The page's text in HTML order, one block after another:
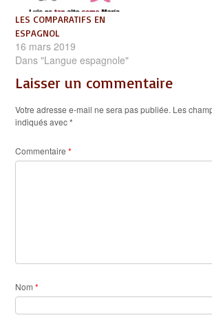
LES COMPARATIFS EN
ESPAGNOL
16 mars 2019
Dans "Langue espagnole"
Laisser un commentaire
Votre adresse e-mail ne sera pas publiée. Les
indiqués avec*
Commentaire *
Nom *